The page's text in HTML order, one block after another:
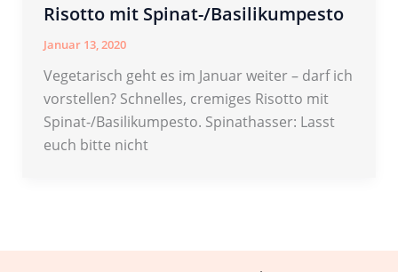
Risotto mit Spinat-/Basilikumpesto
Januar 13, 2020
Vegetarisch geht es im Januar weiter – darf ich
vorstellen? Schnelles, cremiges Risotto mit
Spinat-/Basilikumpesto. Spinathasser: Lasst
euch bitte nicht